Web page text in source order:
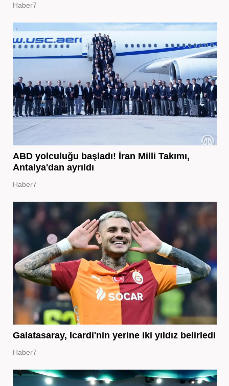
Haber7
ABD yolculuğu başladı! İran Milli Takımı,
Antalya'dan ayrıldı
Haber7
Galatasaray, Icardi'nin yerine iki yıldız belirledi
Haber7